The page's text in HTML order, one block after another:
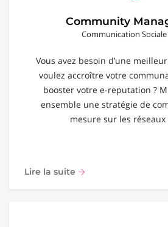
Community
Communication
Vous avez besoin d’une
voulez accroître votre
booster votre e-reputation ?
ensemble une stratégie de
mesure sur les réseaux
Lire la suite